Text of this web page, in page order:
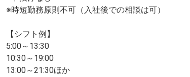
※時短勤務原則不可（入社後での相談は可）
【シフト例】
5:00～13:30
10:30～19:00
13:00～21:30ほか